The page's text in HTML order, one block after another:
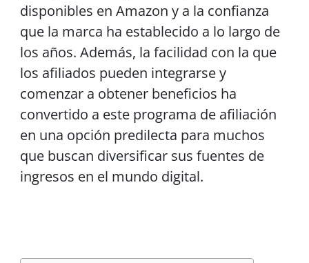
disponibles en Amazon y a la confianza
que la marca ha establecido a lo largo de
los años. Además, la facilidad con la que
los afiliados pueden integrarse y
comenzar a obtener beneficios ha
convertido a este programa de afiliación
en una opción predilecta para muchos
que buscan diversificar sus fuentes de
ingresos en el mundo digital.